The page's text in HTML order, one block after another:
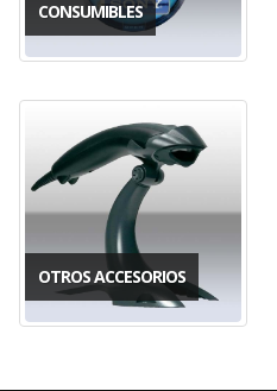
CONSUMIBLES
OTROS ACCESORIOS